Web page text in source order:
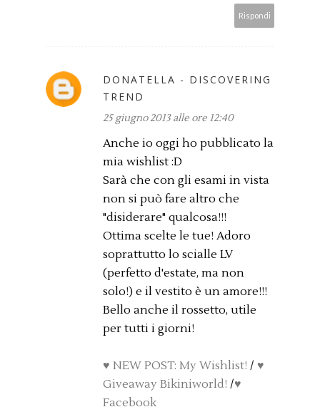
Rispondi
DONATELLA - DISCOVERING
TREND
25 giugno 2013 alle ore 12:40
Anche io oggi ho pubblicato la
mia wishlist :D
Sarà che con gli esami in vista
non si può fare altro che
"disiderare" qualcosa!!!
Ottima scelte le tue! Adoro
soprattutto lo scialle LV
(perfetto d'estate, ma non
solo!) e il vestito è un amore!!!
Bello anche il rossetto, utile
per tutti i giorni!
♥ NEW POST: My Wishlist! / ♥
Giveaway Bikiniworld! /♥
Facebook